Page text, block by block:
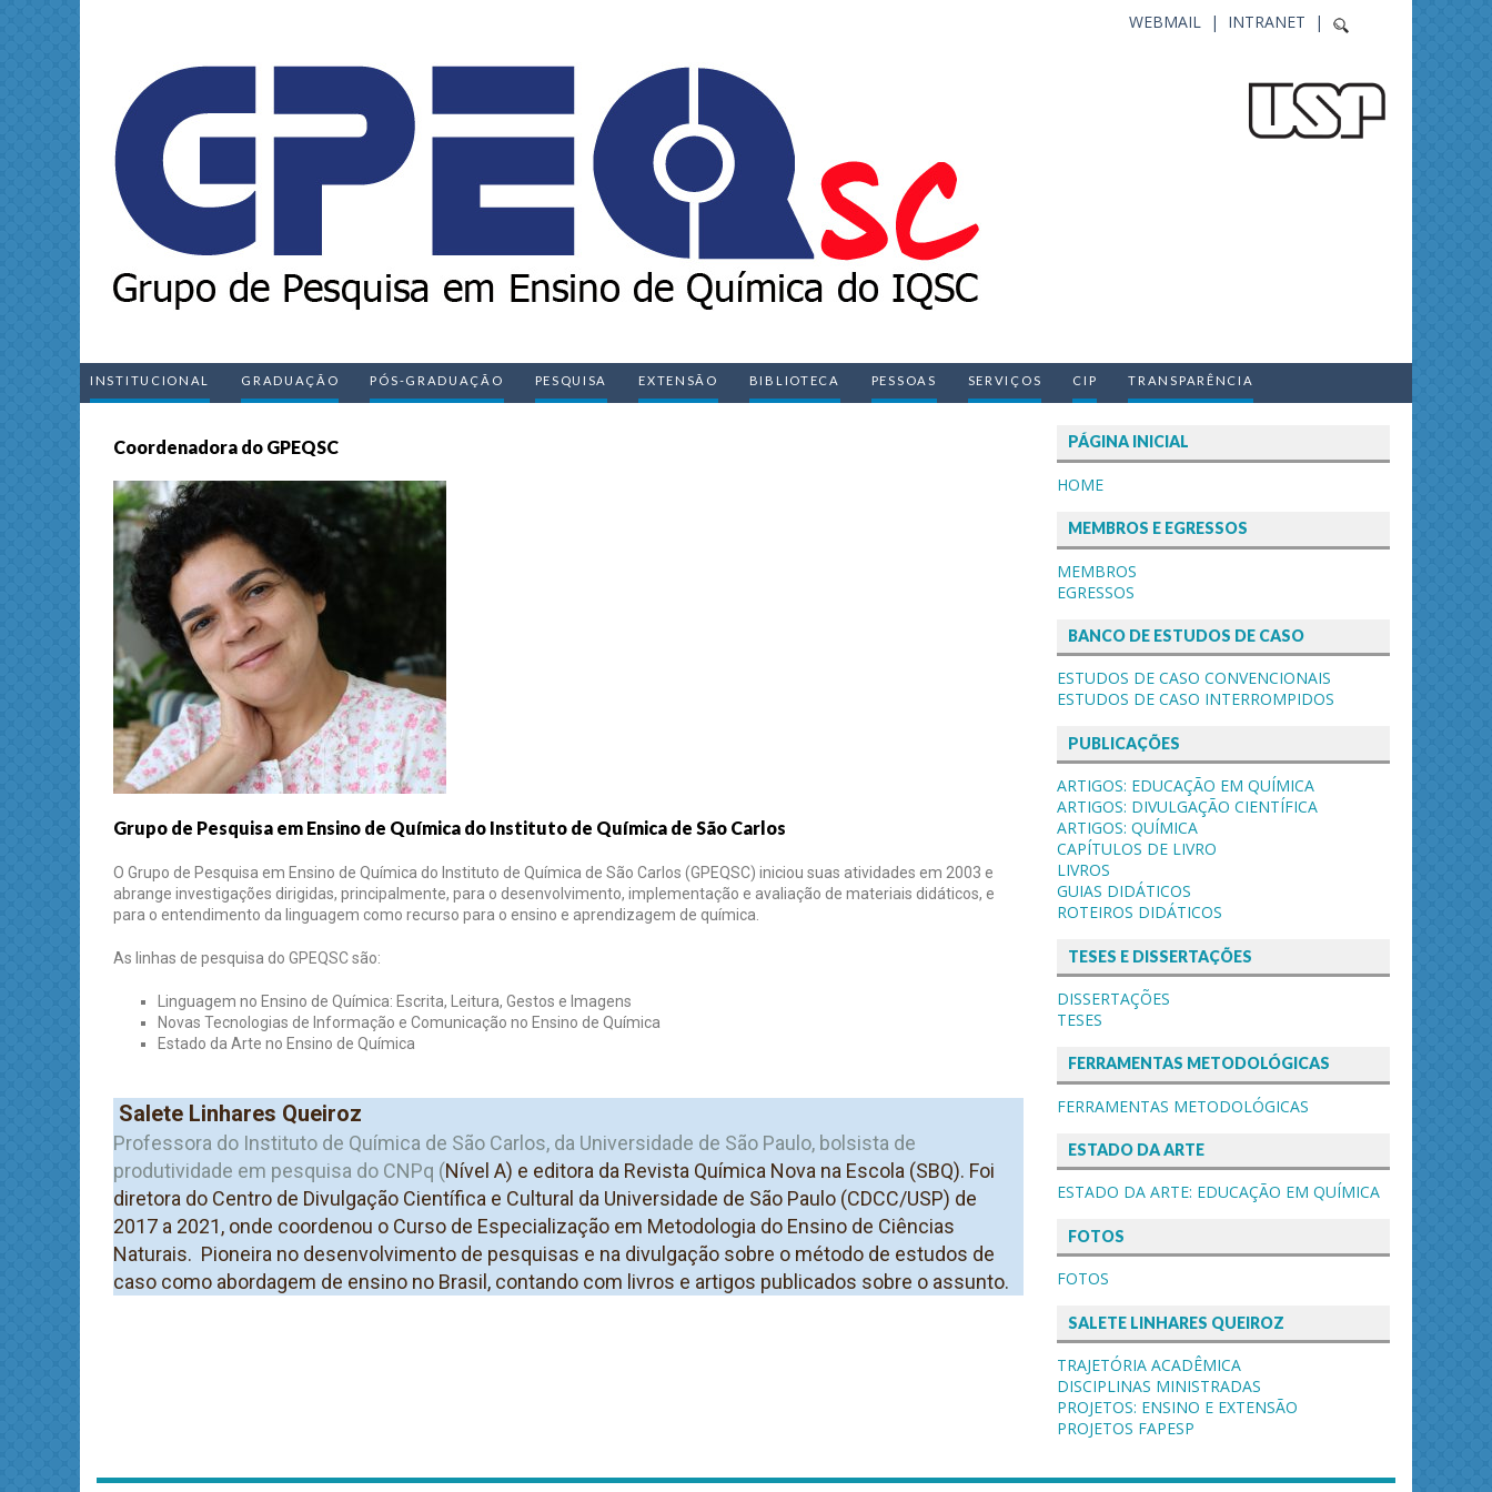
INTRANET |
WEBMAIL |
INSTITUCIONAL GRADUAÇÃO PÓS-GRADUAÇÃO PESQUISA EXTENSÃO BIBLIOTECA PESSOAS SERVIÇOS CIP TRANSPARÊNCIA
Coordenadora do GPEQSC
Grupo de Pesquisa em Ensino de Química do Instituto de Química de São Carlos
O Grupo de Pesquisa em Ensino de Química do Instituto de Química de São Carlos (GPEQSC) iniciou suas atividades em 2003 e
abrange investigações dirigidas, principalmente, para o desenvolvimento, implementação e avaliação de materiais didáticos, e
para o entendimento da linguagem como recurso para o ensino e aprendizagem de química.
As linhas de pesquisa do GPEQSC são:
Linguagem no Ensino de Química: Escrita, Leitura, Gestos e Imagens
Novas Tecnologias de Informação e Comunicação no Ensino de Química
Estado da Arte no Ensino de Química
Salete Linhares Queiroz
Professora do Instituto de Química de São Carlos, da Universidade de São Paulo, bolsista de
produtividade em pesquisa do CNPq (Nível A) e editora da Revista Química Nova na Escola (SBQ). Foi
diretora do Centro de Divulgação Científica e Cultural da Universidade de São Paulo (CDCC/USP) de
2017 a 2021, onde coordenou o Curso de Especialização em Metodologia do Ensino de Ciências
Naturais. Pioneira no desenvolvimento de pesquisas e na divulgação sobre o método de estudos de
caso como abordagem de ensino no Brasil, contando com livros e artigos publicados sobre o assunto.
PÁGINA INICIAL
HOME
MEMBROS E EGRESSOS
MEMBROS
EGRESSOS
BANCO DE ESTUDOS DE CASO
ESTUDOS DE CASO CONVENCIONAIS
ESTUDOS DE CASO INTERROMPIDOS
PUBLICAÇÕES
ARTIGOS: EDUCAÇÃO EM QUÍMICA
ARTIGOS: DIVULGAÇÃO CIENTÍFICA
ARTIGOS: QUÍMICA
CAPÍTULOS DE LIVRO
LIVROS
GUIAS DIDÁTICOS
ROTEIROS DIDÁTICOS
TESES E DISSERTAÇÕES
DISSERTAÇÕES
TESES
FERRAMENTAS METODOLÓGICAS
FERRAMENTAS METODOLÓGICAS
ESTADO DA ARTE
ESTADO DA ARTE: EDUCAÇÃO EM QUÍMICA
FOTOS
FOTOS
SALETE LINHARES QUEIROZ
TRAJETÓRIA ACADÊMICA
DISCIPLINAS MINISTRADAS
PROJETOS: ENSINO E EXTENSÃO
PROJETOS FAPESP